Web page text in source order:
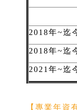
2018年~迄
2018年~迄
2021年~迄
【專業年資